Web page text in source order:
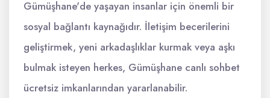
Gümüşhane'de yaşayan insanlar için önemli bir
sosyal bağlantı kaynağıdır. İletişim becerilerini
geliştirmek, yeni arkadaşlıklar kurmak veya aşkı
bulmak isteyen herkes, Gümüşhane canlı sohbet
ücretsiz imkanlarından yararlanabilir.